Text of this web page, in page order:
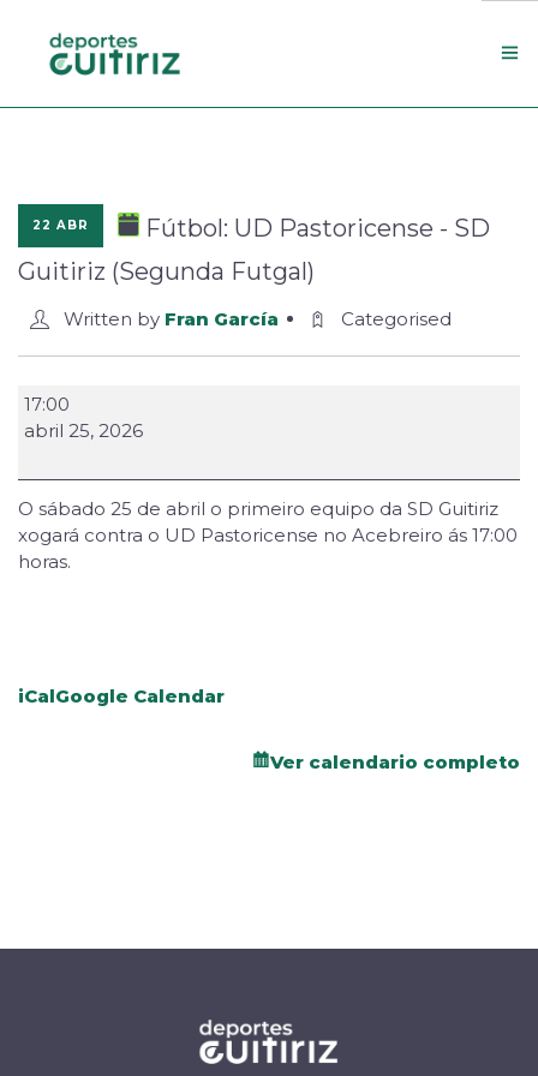
Actualidade
Contacto
Concello
22 ABR
Fútbol: UD Pastoricense - SD
Guitiriz (Segunda Futgal)
Written by Fran García Categorised
17:00
abril 25, 2026
O sábado 25 de abril o primeiro equipo da SD Guitiriz
xogará contra o UD Pastoricense no Acebreiro ás 17:00
horas.
iCalGoogle Calendar
Ver calendario completo